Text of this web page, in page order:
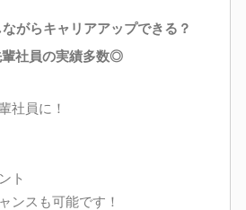
がらキャリアアップできる？
社員の実績多数◎
社員に！
ト
ンスも可能です！